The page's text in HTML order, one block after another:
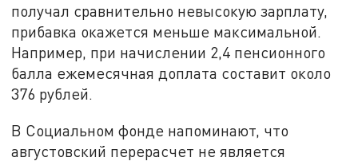
получал сравнительно невысокую зарплату,
прибавка окажется меньше максимальной.
Например, при начислении 2,4 пенсионного
балла ежемесячная доплата составит около
376 рублей.
В Социальном фонде напоминают, что
августовский перерасчет не является